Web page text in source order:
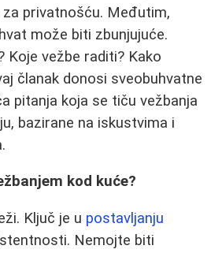
privatnošću. Međutim,
može biti zbunjujuće.
Koje vežbe raditi? Kako
članak donosi sveobuhvatne
pitanja koja se tiču vežbanja
bazirane na iskustvima i
kod kuće?
Ključ je u postavljanju
Nemojte biti